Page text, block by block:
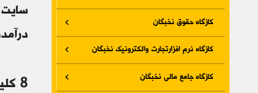
کازگاه حقوق نخبگان
کازگاه نرم افزارتجارت والکترونیک نخبگان
کازگاه جامع مالی نخبگان
سایت
8 کلید برای درآمدزایی در وب سایت